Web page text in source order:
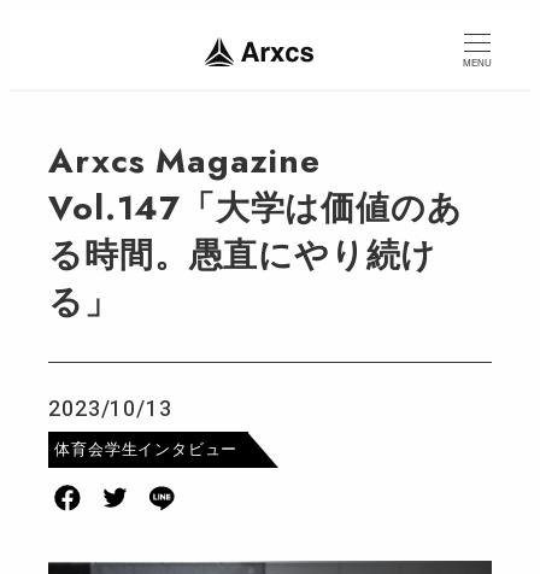
MENU
Arxcs Magazine
Vol.147「大学は価値のあ
る時間。愚直にやり続け
る」
投稿日
2023/10/13
カテゴリー
体育会学生インタビュー